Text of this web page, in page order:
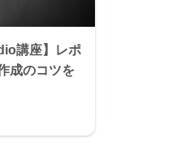
講座】レポ
成のコツを